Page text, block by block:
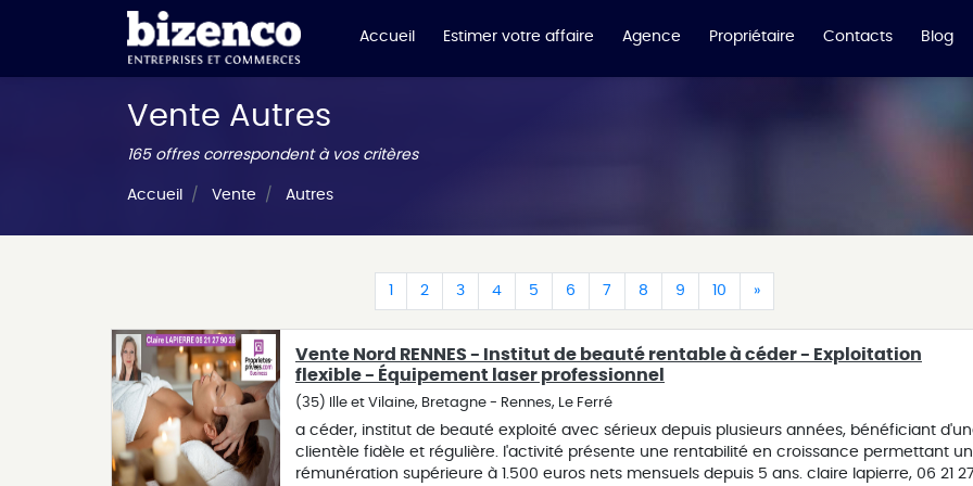
Accueil Estimer votre affaire Agence Propriétaire Contacts Blog
Vente Autres
165 offres correspondent à vos critères
Accueil Vente Autres
1(current)
2 (current)
3(current)
4(current)
5 (current)
6 (current)
7 (current)
8 (current)
9 (current)
10 (current)
»(current)
Vente Nord RENNES - Institut de beauté rentable à céder - Exploitation
flexible - Équipement laser professionnel
(35) Ille et Vilaine, Bretagne - Rennes, Le Ferré
a céder, institut de beauté exploité avec sérieux depuis plusieurs années, bénéficiant
clientèle fidèle et régulière. l'activité présente une rentabilité en croissance permettant
rémunération supérieure à 1.500 euros nets mensuels depuis 5 ans. claire lapierre, 06 21 27